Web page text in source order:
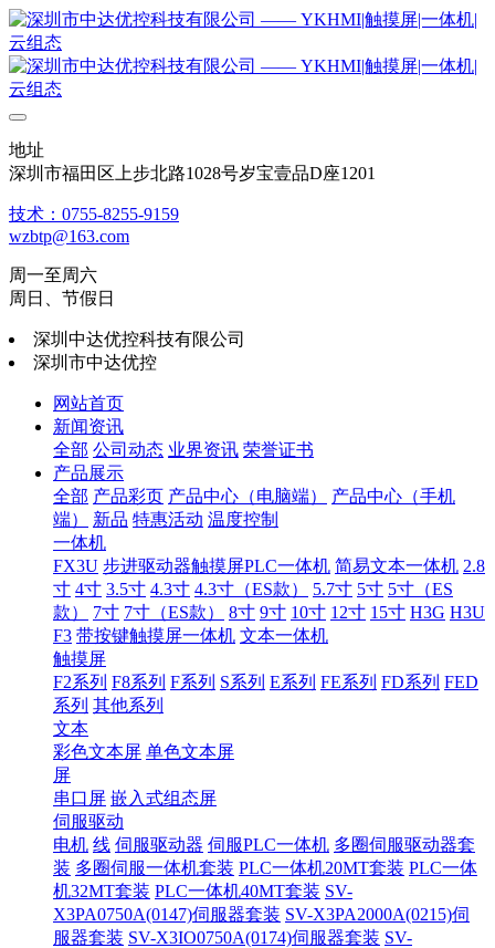
地址
深圳市福田区上步北路1028号岁宝壹品D座1201
技术：0755-8255-9159
wzbtp@163.com
周一至周六
周日、节假日
深圳中达优控科技有限公司
深圳市中达优控
网站首页
新闻资讯
全部 公司动态 业界资讯 荣誉证书
产品展示
全部 产品彩页 产品中心（电脑端）
产品中心（手机
端）
新品 特惠活动 温度控制
一体机
FX3U 步进驱动器触摸屏PLC一体机 简易文本一体机 2.8
寸 4寸 3.5寸 4.3寸 4.3寸（ES款） 5.7寸 5寸 5寸（ES
款）
7寸 7寸（ES款） 8寸 9寸 10寸 12寸 15寸 H3G H3U
F3 带按键触摸屏一体机 文本一体机
触摸屏
F2系列 F8系列 F系列 S系列 E系列 FE系列 FD系列 FED
系列 其他系列
文本
彩色文本屏 单色文本屏
屏
串口屏 嵌入式组态屏
伺服驱动
电机 线 伺服驱动器 伺服PLC一体机 多圈伺服驱动器套
装 多圈伺服一体机套装 PLC一体机20MT套装 PLC一体
机32MT套装 PLC一体机40MT套装 SV-
X3PA0750A(0147)伺服器套装 SV-X3PA2000A(0215)伺
服器套装 SV-X3IO0750A(0174)伺服器套装 SV-